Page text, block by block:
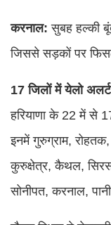
करनाल:सुबह हल्की
जिससे सड़कों पर
17 जिलों में येलो अलर्ट
हरियाणा के 22 में से
इनमें गुरुग्राम,
कुरुक्षेत्र, कैथल,
सोनीपत, करनाल,